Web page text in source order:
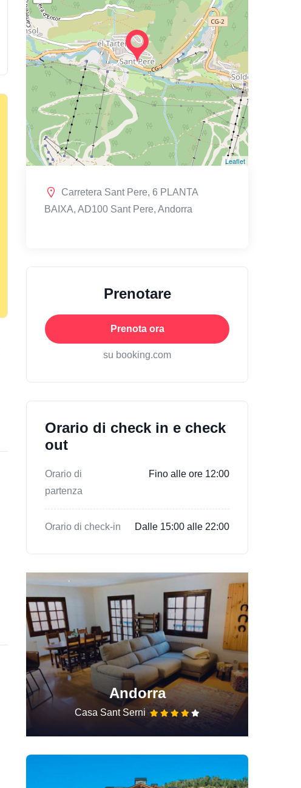
Leaflet
Carretera Sant Pere, 6 PLANTA
BAIXA, AD100 Sant Pere, Andorra
Prenotare
Prenota ora
su booking.com
Orario di check in e check
out
Orario di
partenza
Fino alle ore 12:00
Orario di check-in Dalle 15:00 alle 22:00
Andorra
Casa Sant Serni